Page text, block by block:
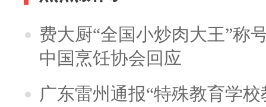
费大厨“全国小炒肉大王”称
中国烹饪协会回应
广东雷州通报“特殊教育学